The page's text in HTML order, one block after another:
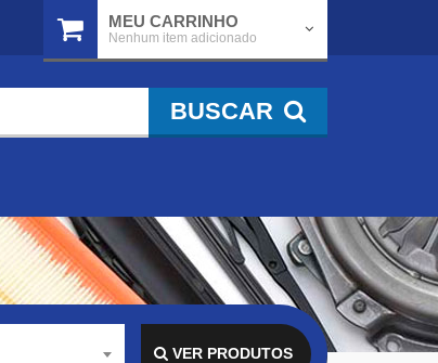
MEU CARRINHO
Nenhum item adicionado
BUSCAR
VER PRODUTOS